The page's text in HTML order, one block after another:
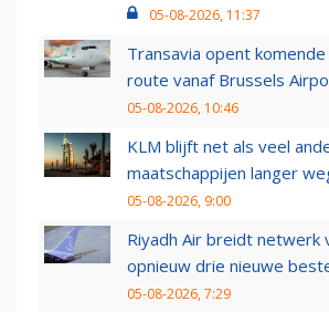
05-08-2026, 11:37
Transavia opent
route vanaf Brussels
05-08-2026, 10:46
KLM blijft net als veel
maatschappijen langer
05-08-2026, 9:00
Riyadh Air breidt netwerk
opnieuw drie nieuwe
05-08-2026, 7:29